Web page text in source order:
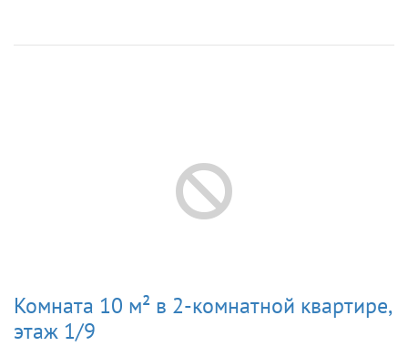
Комната 10 м² в 2-комнатной квартире,
этаж 1/9